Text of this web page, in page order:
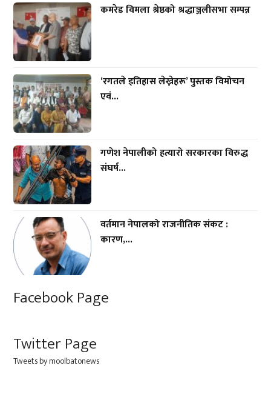
कमरेड विमला श्रेष्ठको श्रद्धाञ्जलीसभा सम्पन्न
‘रगतले इतिहास लेख्नेहरू’ पुस्तक विमोचन
एवं...
गणेश नेपालीको हत्यारो सरकारका विरुद्ध
संघर्ष...
वर्तमान नेपालको राजनीतिक संकट :
कारण,...
Facebook Page
Twitter Page
Tweets by moolbatonews